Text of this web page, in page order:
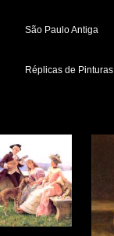
São Paulo Antiga
Réplicas de Pinturas